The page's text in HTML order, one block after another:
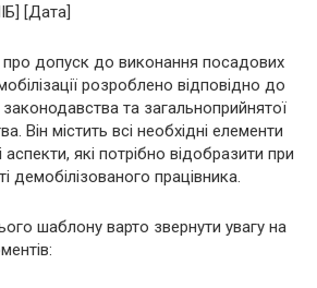
[Дата]
допуск до виконання посадових
розроблено відповідно до
та загальноприйнятої
Він містить всі необхідні елементи
які потрібно відобразити при
демобілізованого працівника.
шаблону варто звернути увагу на